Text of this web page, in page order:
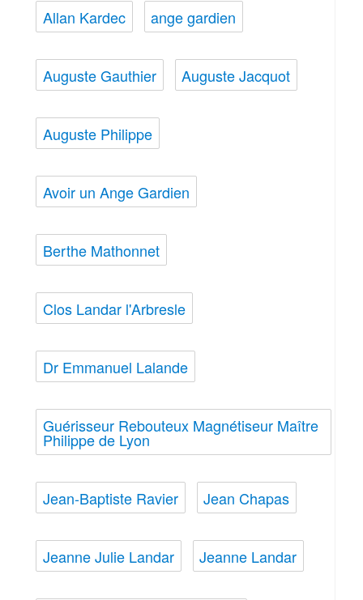
Allan Kardec ange gardien
Auguste Gauthier Auguste Jacquot
Auguste Philippe
Avoir un Ange Gardien
Berthe Mathonnet
Clos Landar l'Arbresle
Dr Emmanuel Lalande
Guérisseur Rebouteux Magnétiseur Maître
Philippe de Lyon
Jean-Baptiste Ravier Jean Chapas
Jeanne Julie Landar Jeanne Landar